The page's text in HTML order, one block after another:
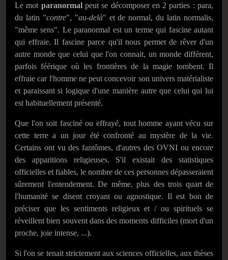
Le mot paranormalpeut se décomposer en 2 parties : para,
du latin "contre", "au-delà" et de normal, du latin normalis,
"même sens". Le paranormal est un terme qui fascine autant
qui effraie. Il fascine parce qu'il nous permet de rêver d'un
autre monde que celui que l'on connait, un monde différent,
parfois féérique où les frontières de la magie tombent. Il
effraie car l'homme ne peut concevoir son univers matérialiste
et paraissant si logique d'une manière autre que celui qui lui
est habituellement présenté.
Que l'on soit fasciné ou effrayé, tout homme ayant vécu sur
cette terre a un jour été confronté au mystère de la vie.
Certains ont vu des fantômes, d'autres des OVNI ou encore
des apparitions religieuses. S'il existait des statistiques
officielles et fiables, le nombre de ces personnes dépasseraient
sûrement l'entendement. De même, plus des trois quart de
l'humanité se disent croyant ou agnostique. Il est bon de
préciser que les sentiments religieux et / ou spirituels se
réveillent bien souvent dans des moments difficiles (mort d'un
proche, joie intense, ...).
Si l'on se tenait strictement aux sciences officielles, aux thèses